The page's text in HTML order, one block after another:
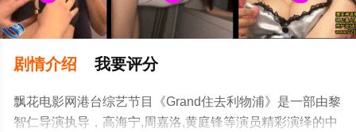
剧情介绍 我要评分
飘花电影网港台综艺节目《Grand住去利物浦》是一部由黎
智仁导演执导，高海宁,周嘉洛,黄庭锋等演员精彩演绎的中